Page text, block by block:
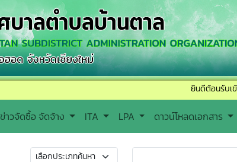
ยินดีต้อนรับเข้าสู่เทศบา
ข่าวจัดซื้อ จัดจ้าง ITA LPA ดาวน์โหลดเอกสาร